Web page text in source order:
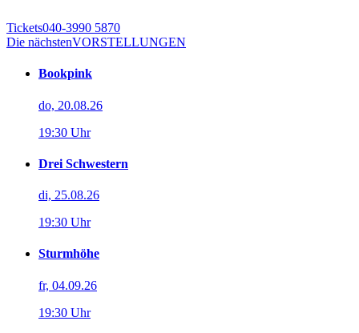
Tickets040-3990 5870
Die nächstenVORSTELLUNGEN
Bookpink
do, 20.08.26
19:30 Uhr
Drei Schwestern
di, 25.08.26
19:30 Uhr
Sturmhöhe
fr, 04.09.26
19:30 Uhr